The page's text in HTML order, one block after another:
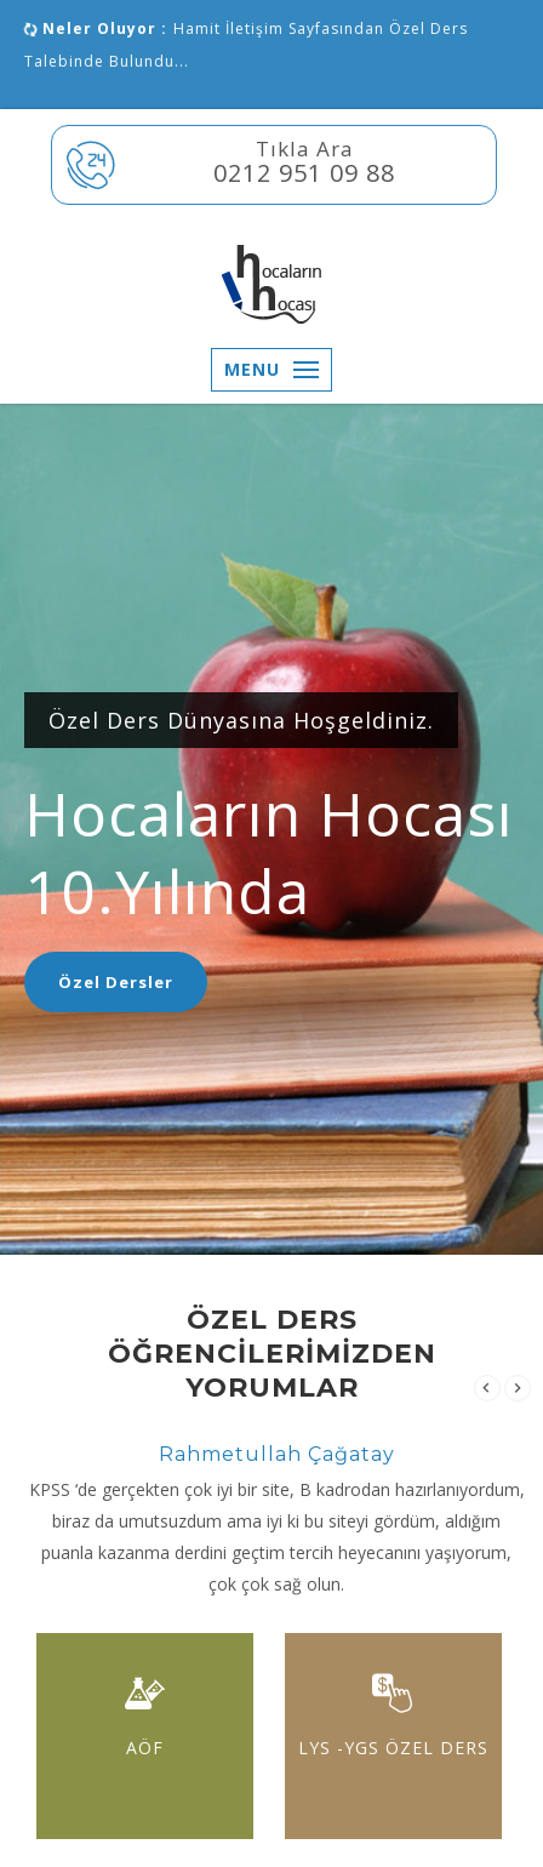
Neler Oluyor : Hamit İletişim Sayfasından Özel Ders
Talebinde Bulundu...
Tıkla Ara
0212 951 09 88
MENU
Özel Ders Dünyasına Hoşgeldiniz.
Hocaların Hocası
10.yılında
Özel Dersler
ÖZEL DERS
ÖĞRENCİLERİMİZDEN
YORUMLAR
Rahmetullah Çağatay
KPSS ‘de gerçekten çok iyi bir site, B kadrodan hazırlanıyordum,
biraz da umutsuzdum ama iyi ki bu siteyi gördüm, aldığım
puanla kazanma derdini geçtim tercih heyecanını yaşıyorum,
çok çok sağ olun.
AÖF LYS -YGS ÖZEL DERS